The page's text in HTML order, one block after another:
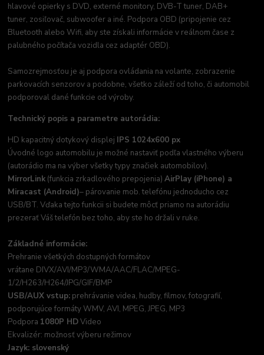
hlavové opierky s DVD, externé monitory, DVB-T tuner, DAB+
tuner, zosiľovač, subwoofer a iné. Podpora OBD (pripojenie cez
Bluetooth alebo Wifi, aby ste získali informácie v reálnom čase z
palubného počítača vozidla cez adaptér OBD).
Samozrejmosťou je aj podpora ovládania na volante, zobrazenie
parkovacích senzorov a podobne, všetko záleží od toho, či automobil
podporoval dané funkcie od výroby.
Technický popis a parametre autorádia:
HD kapacitný dotykový displej IPS 1024x600 px
Úvodné logo automobilu je možné nastaviť podľa vlastného výberu
(autorádio ma na výber všetky typy značiek automobilov).
MirrorLink (funkcia zrkadlového prepojenia)AirPlay (iPhone) a
Miracast (Android)– párovanie mob. telefónu jednoducho cez
USB/BT. Vďaka tejto funkcii si budete môcť priamo na autorádiu
prezerať Váš telefón bez toho, aby ste ho držali v ruke.
Základné informácie:
Prehranie všetkých dostupných formátov
vrátane DIVX/AVI/MP3/WMA/AAC/FLAC/MPEG-
1/2/H263/H264/JPG/GIF/BMP
USB/AUX vstup: prehrávanie videa, hudby, filmov, fotografií,
podporujúce formáty WMV, AVI, MPEG, JPEG, MP3
Podpora 1080P HDVideo
Ekvalizér: možnosť výberu režimov
Jazyk: slovenský